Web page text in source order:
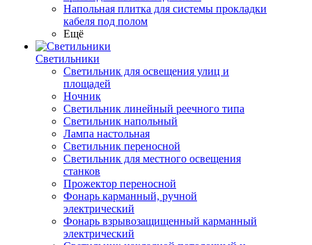
Напольная плитка для системы прокладки
кабеля под полом
Ещё
Светильники
Светильник для освещения улиц и
площадей
Ночник
Светильник линейный реечного типа
Светильник напольный
Лампа настольная
Светильник переносной
Светильник для местного освещения
станков
Прожектор переносной
Фонарь карманный, ручной
электрический
Фонарь взрывозащищенный карманный
электрический